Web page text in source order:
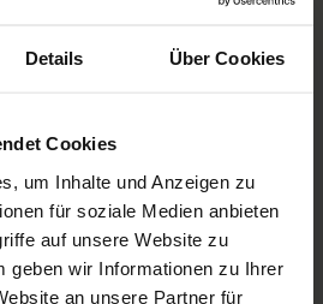
Details Über Cookies
Cookies
um Inhalte und Anzeigen zu
für soziale Medien anbieten
auf unsere Website zu
geben wir Informationen zu Ihrer
an unsere Partner für
bzw. Meinungen und Tipps... was
heieiei....was für ein Gelaber...